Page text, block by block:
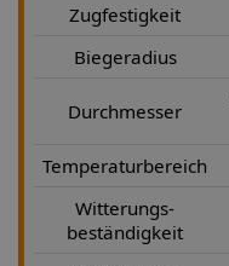
Zugfestigkeit
Biegeradius
Durchmesser
Temperaturbereich
Witterungs-
beständigkeit